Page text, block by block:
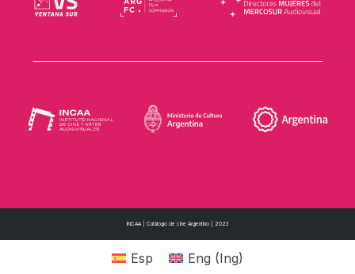
INCAA | Catálogo de cine Argentino | 2023
Esp Eng (Ing)